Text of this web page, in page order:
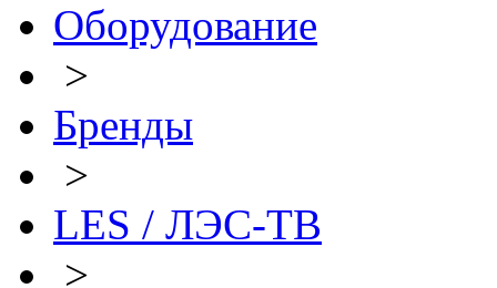
Оборудование
>
Бренды
>
LES / ЛЭС-ТВ
>